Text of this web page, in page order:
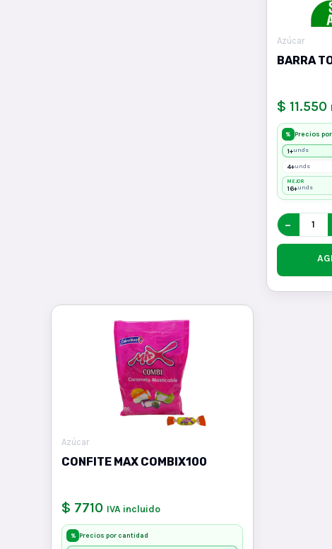
Azúcar
BARRA
$ 11.550
% Precios
1+unds
4+unds
MEJOR
16+unds
−
Azúcar
CONFITE MAX COMBIX100
$ 7710 IVA incluido
% Precios por cantidad